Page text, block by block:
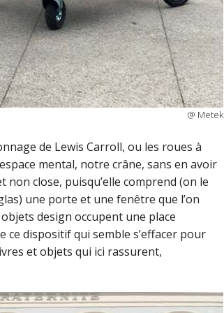
@ Metek
de Lewis Carroll, ou les roues à
mental, notre crâne, sans en avoir
non close, puisqu’elle comprend (on le
une porte et une fenêtre que l’on
design occupent une place
ce dispositif qui semble s’effacer pour
et objets qui ici rassurent,